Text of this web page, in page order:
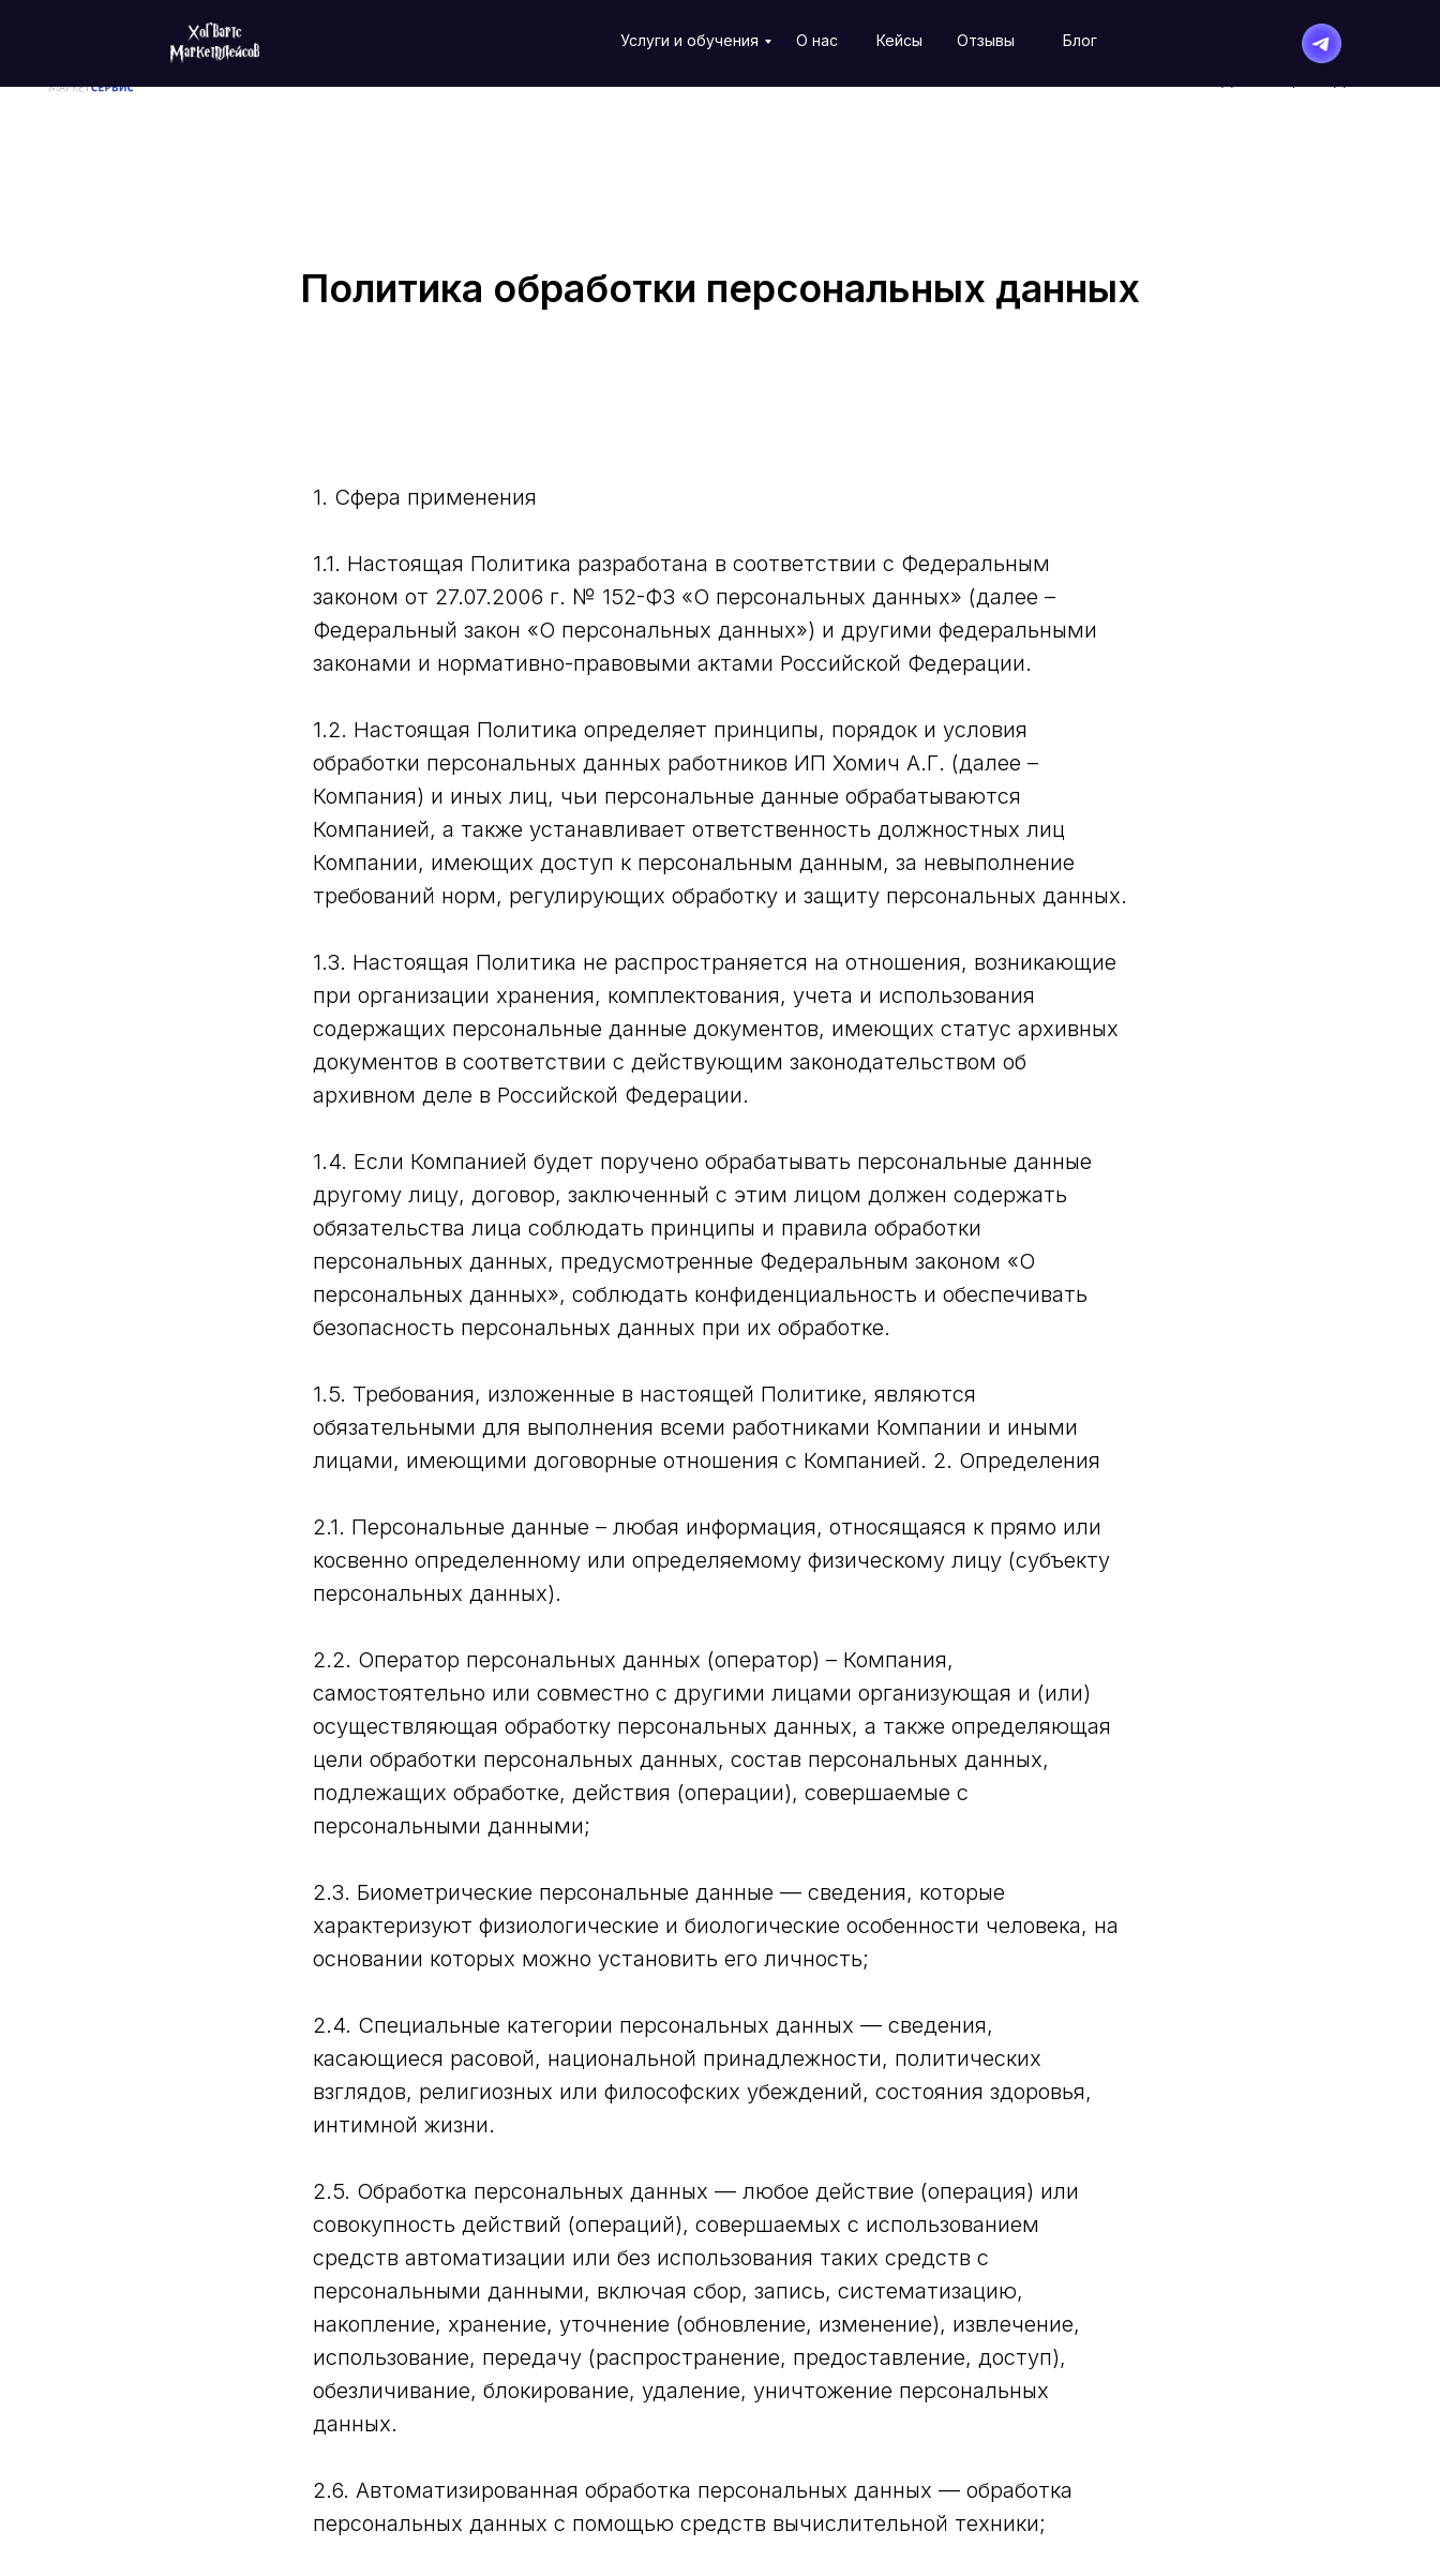
Услуги и обучения О нас Отзывы
Кейсы Блог
Регистрация и поставки на маркетплейсы 8 800 600 30 84
Политика обработки персональных данных
1. Сфера применения
1.1. Настоящая Политика разработана в соответствии с Федеральным
законом от 27.07.2006 г. № 152-ФЗ «О персональных данных» (далее –
Федеральный закон «О персональных данных») и другими федеральными
законами и нормативно-правовыми актами Российской Федерации.
1.2. Настоящая Политика определяет принципы, порядок и условия
обработки персональных данных работников ИП Хомич А.Г. (далее –
Компания) и иных лиц, чьи персональные данные обрабатываются
Компанией, а также устанавливает ответственность должностных лиц
Компании, имеющих доступ к персональным данным, за невыполнение
требований норм, регулирующих обработку и защиту персональных данных.
1.3. Настоящая Политика не распространяется на отношения, возникающие
при организации хранения, комплектования, учета и использования
содержащих персональные данные документов, имеющих статус архивных
документов в соответствии с действующим законодательством об
архивном деле в Российской Федерации.
1.4. Если Компанией будет поручено обрабатывать персональные данные
другому лицу, договор, заключенный с этим лицом должен содержать
обязательства лица соблюдать принципы и правила обработки
персональных данных, предусмотренные Федеральным законом «О
персональных данных», соблюдать конфиденциальность и обеспечивать
безопасность персональных данных при их обработке.
1.5. Требования, изложенные в настоящей Политике, являются
обязательными для выполнения всеми работниками Компании и иными
лицами, имеющими договорные отношения с Компанией. 2. Определения
2.1. Персональные данные – любая информация, относящаяся к прямо или
косвенно определенному или определяемому физическому лицу (субъекту
персональных данных).
2.2. Оператор персональных данных (оператор) – Компания,
самостоятельно или совместно с другими лицами организующая и (или)
осуществляющая обработку персональных данных, а также определяющая
цели обработки персональных данных, состав персональных данных,
подлежащих обработке, действия (операции), совершаемые с
персональными данными;
2.3. Биометрические персональные данные — сведения, которые
характеризуют физиологические и биологические особенности человека, на
основании которых можно установить его личность;
2.4. Специальные категории персональных данных — сведения,
касающиеся расовой, национальной принадлежности, политических
взглядов, религиозных или философских убеждений, состояния здоровья,
интимной жизни.
2.5. Обработка персональных данных — любое действие (операция) или
совокупность действий (операций), совершаемых с использованием
средств автоматизации или без использования таких средств с
персональными данными, включая сбор, запись, систематизацию,
накопление, хранение, уточнение (обновление, изменение), извлечение,
использование, передачу (распространение, предоставление, доступ),
обезличивание, блокирование, удаление, уничтожение персональных
данных.
2.6. Автоматизированная обработка персональных данных — обработка
персональных данных с помощью средств вычислительной техники;